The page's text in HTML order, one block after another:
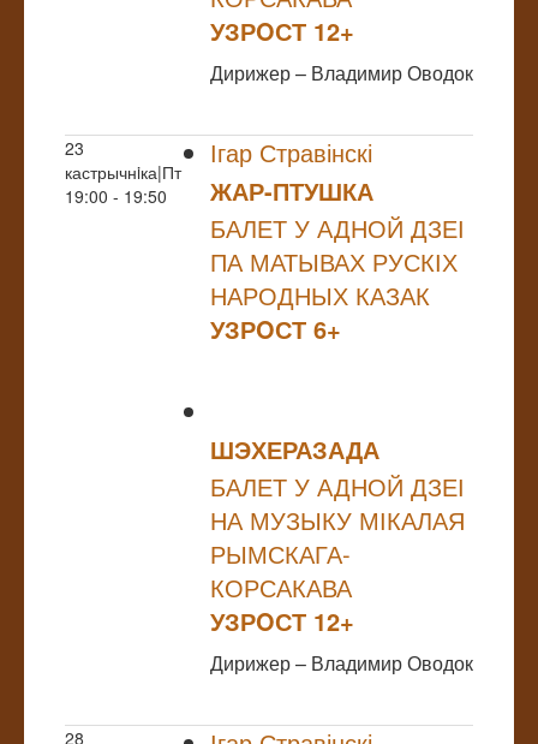
УЗРOСТ 12+
Дирижер – Владимир Оводок
23
кастрычнiка|Пт
19:00 - 19:50
Ігар Стравінскі
ЖАР-ПТУШКА
БАЛЕТ У АДНОЙ ДЗЕІ
ПА МАТЫВАХ РУСКІХ
НАРОДНЫХ КАЗАК
УЗРOСТ 6+
ШЭХЕРАЗАДА
БАЛЕТ У АДНОЙ ДЗЕІ
НА МУЗЫКУ МІКАЛАЯ
РЫМСКАГА-
КОРСАКАВА
УЗРOСТ 12+
Дирижер – Владимир Оводок
28